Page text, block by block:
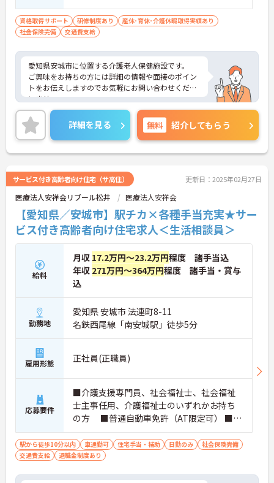
資格取得サポート 研修制度あり
産休･育休･介護休暇取得実績あり
社会保険完備
交通費支給
愛知県安城市に位置する介護老人保健施設です。
ご興味をお持ちの方には詳細の情報や面接のポイン
トをお伝えしますのでお気軽にお問い合わせくださ
いませ。
詳細を見る 無料 紹介してもらう
サービス付き高齢者向け住宅（サ高住） 更新日：2025年02月27日
医療法人安祥会リブール松井 医療法人安祥会
【愛知県／安城市】駅チカ×各種手当充実★サー
ビス付き高齢者向け住宅求人＜生活相談員＞
給料
月収 17.2万円～23.2万円程度 諸手当込
年収 271万円～364万円程度 諸手当・賞与
込
勤務地
愛知県 安城市 法連町8-11
名鉄西尾線「南安城駅」徒歩5分
雇用形態 正社員(正職員)
応募要件
■介護支援専門員、社会福祉士、社会福祉
士主事任用、介護福祉士のいずれかお持ち
の方 ■普通自動車免許（AT限定可） ■高
齢者施設での相談員経験必須
駅から徒歩10分以内 車通勤可 住宅手当・補助 日勤のみ
社会保険完備
交通費支給
退職金制度あり